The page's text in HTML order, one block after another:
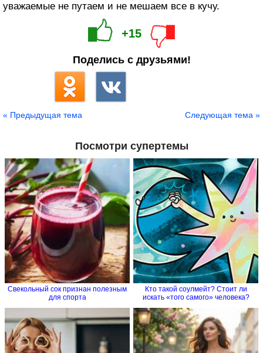
уважаемые не путаем и не мешаем все в кучу.
+15
Поделись с друзьями!
« Предыдущая тема Следующая тема »
Посмотри супертемы
Свекольный сок признан полезным
для спорта
Кто такой соулмейт? Стоит ли
искать «того самого» человека?